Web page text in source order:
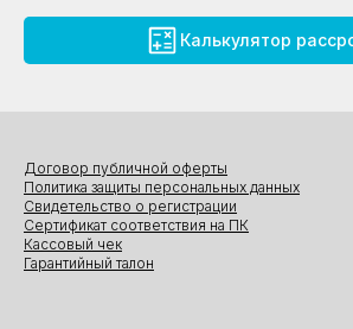
Калькулятор
Договор публичной оферты
Политика защиты персональных данных
Свидетельство о регистрации
Сертификат соответствия на ПК
Кассовый чек
Гарантийный талон